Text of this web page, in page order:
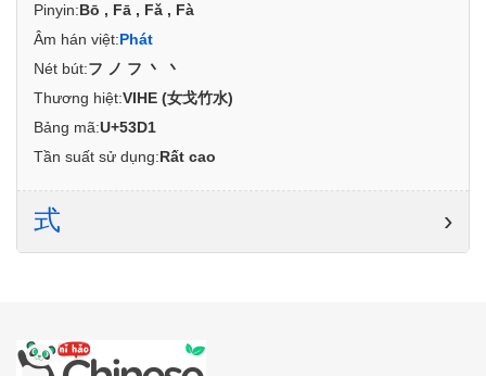
Pinyin:Bō , Fā , Fǎ , Fà
Âm hán việt:Phát
Nét bút:フノフ丶丶
Thương hiệt:VIHE (女戈竹水)
Bảng mã:U+53D1
Tần suất sử dụng:Rất cao
式 ›